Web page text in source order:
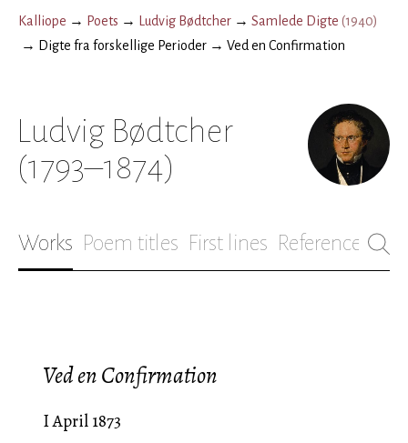
Kalliope → Poets → Ludvig Bødtcher → Samlede Digte (1940)
→ Digte fra forskellige Perioder → Ved en Confirmation
Ludvig Bødtcher
(1793–1874)
Works Poem titles First lines References
Ved en Confirmation
I April 1873